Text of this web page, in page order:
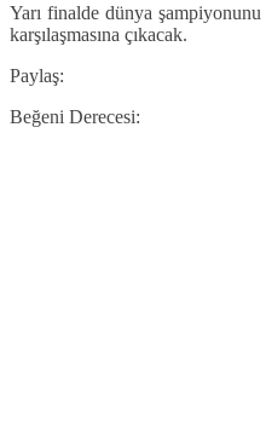
Yarı finalde dünya
karşılaşmasına çıkacak.
Paylaş:
Beğeni Derecesi: